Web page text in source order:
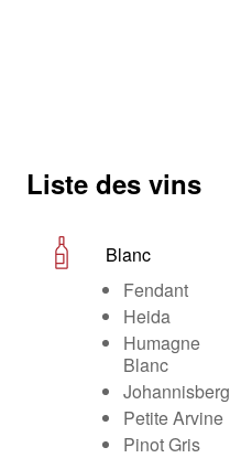
Liste des vins
Blanc
Fendant
Heida
Humagne
Blanc
Johannisberg
Petite Arvine
Pinot Gris